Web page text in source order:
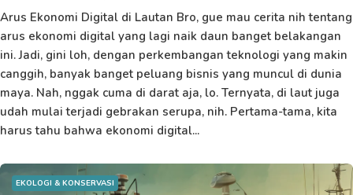
Arus Ekonomi Digital di Lautan Bro, gue mau cerita nih tentang
arus ekonomi digital yang lagi naik daun banget belakangan
ini. Jadi, gini loh, dengan perkembangan teknologi yang makin
canggih, banyak banget peluang bisnis yang muncul di dunia
maya. Nah, nggak cuma di darat aja, lo. Ternyata, di laut juga
udah mulai terjadi gebrakan serupa, nih. Pertama-tama, kita
harus tahu bahwa ekonomi digital...
EKOLOGI & KONSERVASI